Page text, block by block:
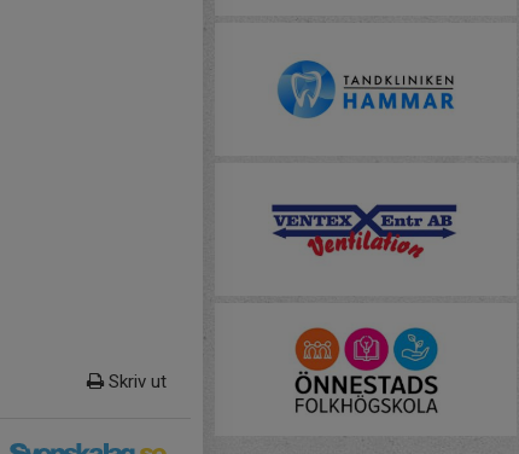
Skriv ut